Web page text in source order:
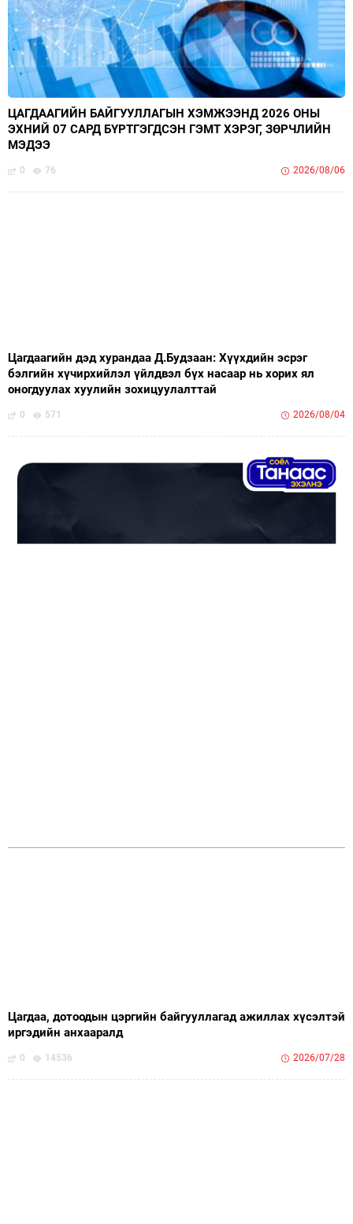
ЦАГДААГИЙН БАЙГУУЛЛАГЫН ХЭМЖЭЭНД 2026 ОНЫ
ЭХНИЙ 07 САРД БҮРТГЭГДСЭН ГЭМТ ХЭРЭГ, ЗӨРЧЛИЙН
МЭДЭЭ
0 76 2026/08/06
Цагдаагийн дэд хурандаа Д.Будзаан: Хүүхдийн эсрэг
бэлгийн хүчирхийлэл үйлдвэл бүх насаар нь хорих ял
оногдуулах хуулийн зохицуулалттай
0 571 2026/08/04
Цагдаа, дотоодын цэргийн байгууллагад ажиллах хүсэлтэй
иргэдийн анхааралд
0 14536 2026/07/28